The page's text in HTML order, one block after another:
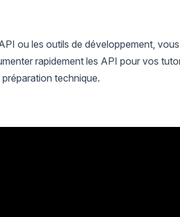
ou les outils de développement,
rapidement les API pour vos
technique.